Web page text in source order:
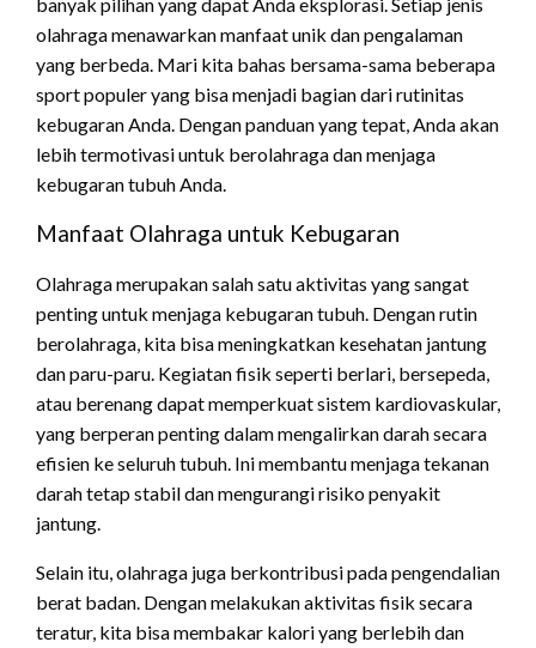
olahraga menawarkan manfaat unik dan pengalaman
yang berbeda. Mari kita bahas bersama-sama beberapa
sport populer yang bisa menjadi bagian dari rutinitas
kebugaran Anda. Dengan panduan yang tepat, Anda akan
lebih termotivasi untuk berolahraga dan menjaga
kebugaran tubuh Anda.
Manfaat Olahraga untuk Kebugaran
Olahraga merupakan salah satu aktivitas yang sangat
penting untuk menjaga kebugaran tubuh. Dengan rutin
berolahraga, kita bisa meningkatkan kesehatan jantung
dan paru-paru. Kegiatan fisik seperti berlari, bersepeda,
atau berenang dapat memperkuat sistem kardiovaskular,
yang berperan penting dalam mengalirkan darah secara
efisien ke seluruh tubuh. Ini membantu menjaga tekanan
darah tetap stabil dan mengurangi risiko penyakit
jantung.
Selain itu, olahraga juga berkontribusi pada pengendalian
berat badan. Dengan melakukan aktivitas fisik secara
teratur, kita bisa membakar kalori yang berlebih dan